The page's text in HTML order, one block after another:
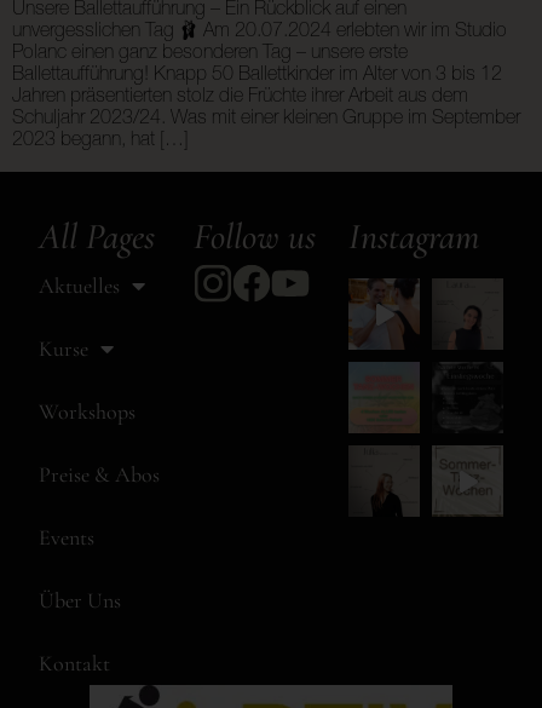
Unsere Ballettaufführung – Ein Rückblick auf einen
unvergesslichen Tag 🩰 Am 20.07.2024 erlebten wir im Studio
Polanc einen ganz besonderen Tag – unsere erste
Ballettaufführung! Knapp 50 Ballettkinder im Alter von 3 bis 12
Jahren präsentierten stolz die Früchte ihrer Arbeit aus dem
Schuljahr 2023/24. Was mit einer kleinen Gruppe im September
2023 begann, hat […]
All Pages
Aktuelles
Kurse
Workshops
Preise & Abos
Events
Über Uns
Kontakt
Follow us Instagram